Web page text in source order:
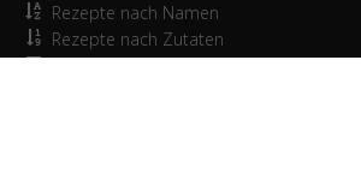
Rezepte nach Namen
Rezepte nach Zutaten
alkoholfreie Rezepte